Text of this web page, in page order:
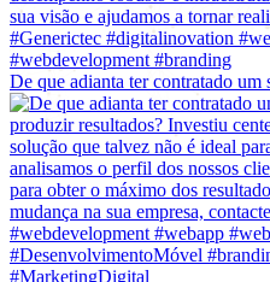
De que adianta ter contratado um